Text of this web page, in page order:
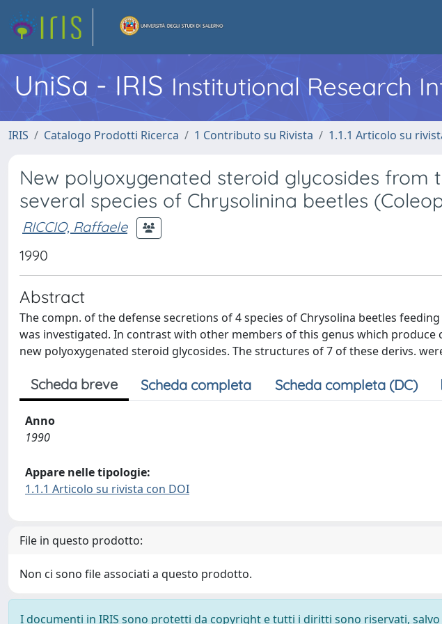
UniSa - IRIS Institutional Research
IRIS Catalogo Prodotti Ricerca 1 Contributo su Rivista 1.1.1 Articolo su
New polyoxygenated steroid glycosides from
several species of Chrysolinina beetles
RICCIO, Raffaele
1990
Abstract
The compn. of the defense secretions of 4 species of Chrysolina beetles
was investigated. In contrast with other members of this genus which produce
new polyoxygenated steroid glycosides. The structures of 7 of these derivs.
Scheda breve Scheda completa Scheda completa (DC)
Anno
1990
Appare nelle tipologie:
1.1.1 Articolo su rivista con DOI
File in questo prodotto:
Non ci sono file associati a questo prodotto.
I documenti in IRIS sono protetti da copyright e tutti i diritti sono riservati, salvo